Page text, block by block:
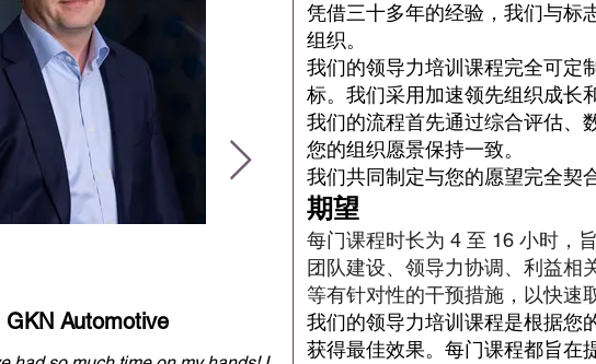
Automotive Volker Kuhn - Reckitt
凭借三十多年的经验，我们与标
组织。
我们的领导力培训课程完全可定
标。我们采用加速领先组织成长
我们的流程首先通过综合评估、
您的组织愿景保持一致。
我们共同制定与您的愿望完全契
期望
每门课程时长为 4 至 16 小时，
团队建设、领导力协调、利益相
等有针对性的干预措施，以快速
我们的领导力培训课程是根据您
获得最佳效果。每门课程都旨在